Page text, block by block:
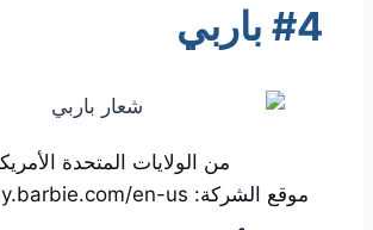
#4 باربي
من الولايات المتحدة
موقع الشركة: https://play.barbie.com/en-us